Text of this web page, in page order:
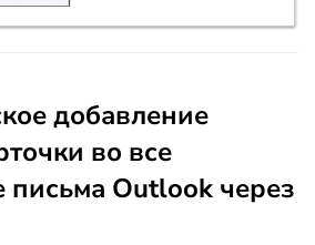
добавление
во все
письма Outlook через